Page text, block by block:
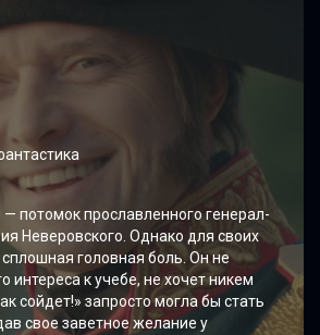
потомок прославленного генерал-
Неверовского. Однако для своих
головная боль. Он не
интереса к учебе, не хочет никем
сойдет!» запросто могла бы стать
свое заветное желание у